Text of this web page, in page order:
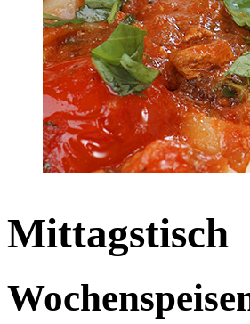
Mittagstisch